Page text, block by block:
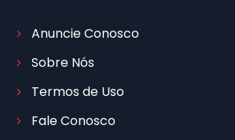
Anuncie Conosco
Sobre Nós
Termos de Uso
Fale Conosco